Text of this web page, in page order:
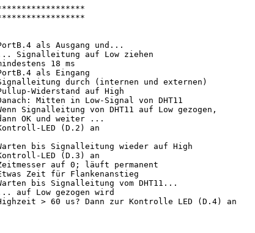
als Ausgang und...
Signalleitung auf Low ziehen
18 ms
als Eingang
durch (internen und externen)
Widerstand auf High
Mitten in Low-Signal von DHT11
Signalleitung von DHT11 auf Low gezogen,
OK und weiter ...
LED (D.2) an
bis Signalleitung wieder auf High
LED (D.3) an
auf 0; läuft permanent
Zeit für Flankenanstieg
bis Signalleitung vom DHT11...
auf Low gezogen wird
> 60 us? Dann zur Kontrolle LED (D.4) an